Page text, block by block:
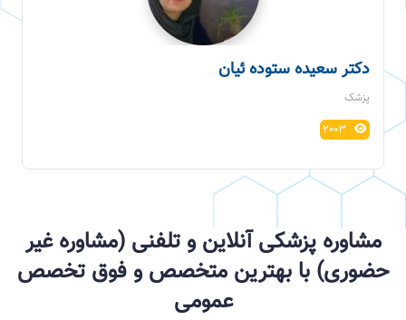
دکتر سعیده ستوده ئيان
پزشک
مشاوره پزشکی آنلاین و تلفنی (مشاوره غیر
حضوری) با بهترین متخصص و فوق تخصص
عمومی